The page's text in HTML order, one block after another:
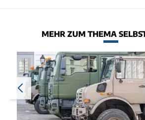
MEHR ZUM THEMA